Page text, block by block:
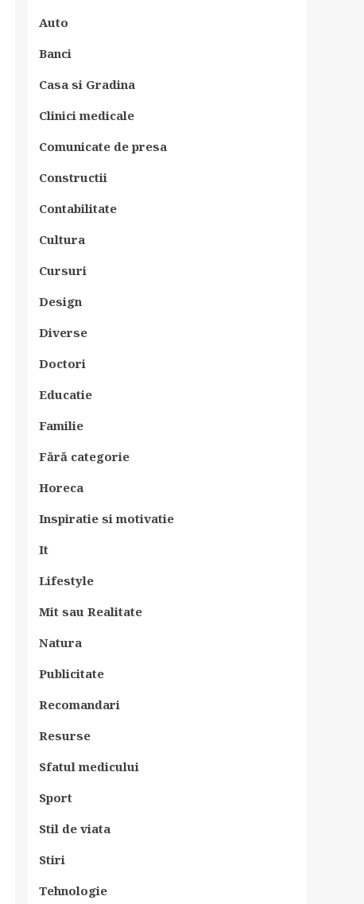
Auto
Banci
Casa si Gradina
Clinici medicale
Comunicate de presa
Constructii
Contabilitate
Cultura
Cursuri
Design
Diverse
Doctori
Educatie
Familie
Fără categorie
Horeca
Inspiratie si motivatie
It
Lifestyle
Mit sau Realitate
Natura
Publicitate
Recomandari
Resurse
Sfatul medicului
Sport
Stil de viata
Stiri
Tehnologie